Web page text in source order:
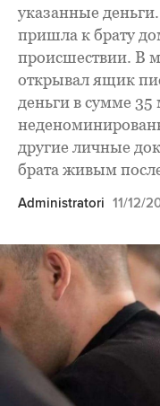
Administratori 11/12/
указанные
пришла к брату
происшествии. В
открывал ящик
деньги в сумме
другие личные
брата живым